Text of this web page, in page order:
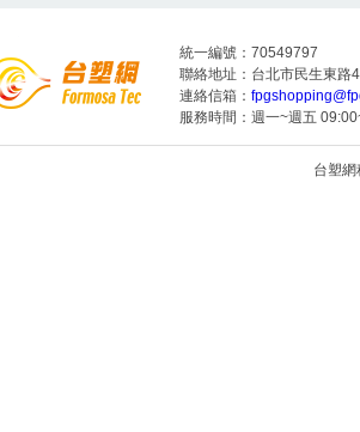
統一編號：70549797
聯絡地址：台北市民生東路
連絡信箱：
服務時間：週一~週五
台塑